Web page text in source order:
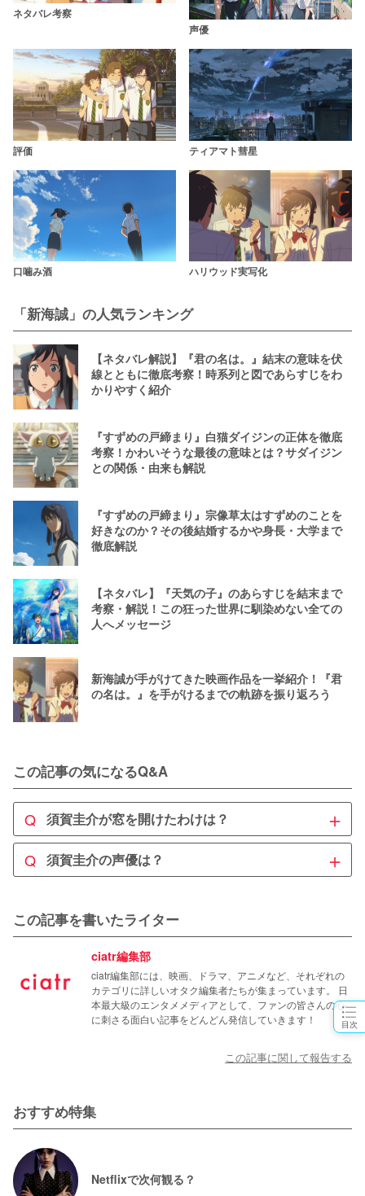
目次
ネタバレ考察
声優
評価 ティアマト彗星
口噛み酒 ハリウッド実写化
「新海誠」の人気ランキング
【ネタバレ解説】『君の名は。』結末の意味を伏
線とともに徹底考察！時系列と図であらすじをわ
かりやすく紹介
『すずめの戸締まり』白猫ダイジンの正体を徹底
考察！かわいそうな最後の意味とは？サダイジン
との関係・由来も解説
『すずめの戸締まり』宗像草太はすずめのことを
好きなのか？その後結婚するかや身長・大学まで
徹底解説
【ネタバレ】『天気の子』のあらすじを結末まで
考察・解説！この狂った世界に馴染めない全ての
人へメッセージ
新海誠が手がけてきた映画作品を一挙紹介！『君
の名は。』を手がけるまでの軌跡を振り返ろう
この記事の気になるQ&A
Q 須賀圭介が窓を開けたわけは？ ＋
A
窓の位置まで街が水没しているにも関わらず須賀が窓を開
けたのは、
ただ真っ直ぐ陽菜のことを思って行動した帆高と色々なし
がらみに縛られる自分を比べ、少し投げやりな気持ちにな
っていたのかもしれません。
Q 須賀圭介の声優は？ ＋
この記事を書いたライター
ciatr編集部
ciatr編集部には、映画、ドラマ、アニメなど、それぞれの
カテゴリに詳しいオタク編集者たちが集まっています。 日
本最大級のエンタメメディアとして、ファンの皆さんの心
に刺さる面白い記事をどんどん発信していきます！
この記事に関して報告する
おすすめ特集
Netflixで次何観る？